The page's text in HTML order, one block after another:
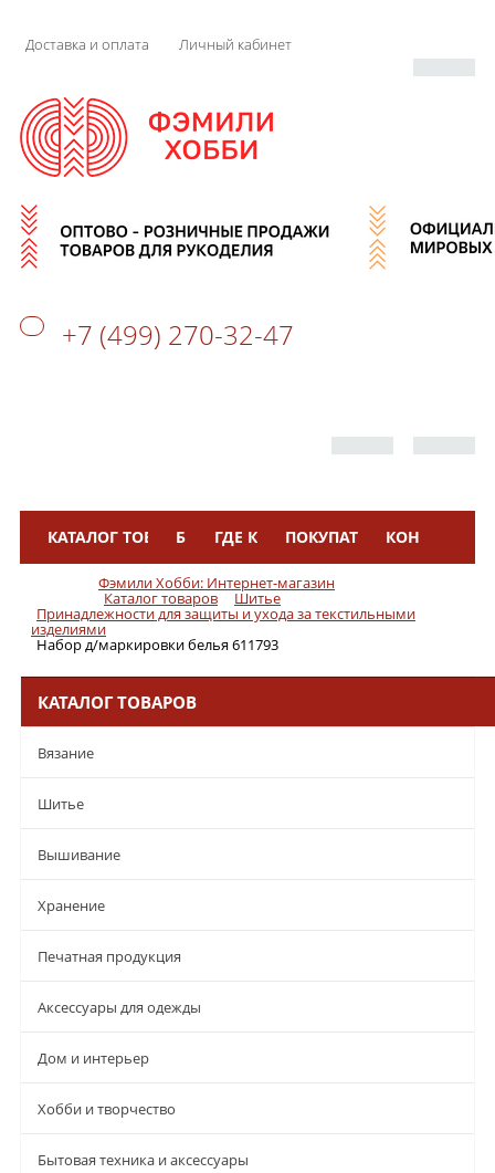
Доставка и оплата Личный кабинет
+7 (499) 270-32-47
КАТАЛОГ ТОВАРОВБРЕНДЫГДЕ КУПИТЬПОКУПАТЕЛЯМКОНТАКТЫ
Фэмили Хобби: Интернет-магазин
Каталог товаров Шитье
Принадлежности для защиты и ухода за текстильными
изделиями
Набор д/маркировки белья 611793
КАТАЛОГ ТОВАРОВ
Вязание
Шитье
Вышивание
Хранение
Печатная продукция
Аксессуары для одежды
Дом и интерьер
Хобби и творчество
Бытовая техника и аксессуары